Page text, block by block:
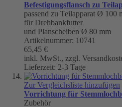
Befestigungsflansch zu
passend zu Teilapparat Ø 100
für Drehbankfutter
und Planscheiben Ø 80 mm
Artikelnummer: 10741
65,45 €
inkl. MwSt., zzgl.
Lieferzeit: 2-3 Tage
Zur Vergleichsliste hinzufügen
Vorrichtung für
Zubehör